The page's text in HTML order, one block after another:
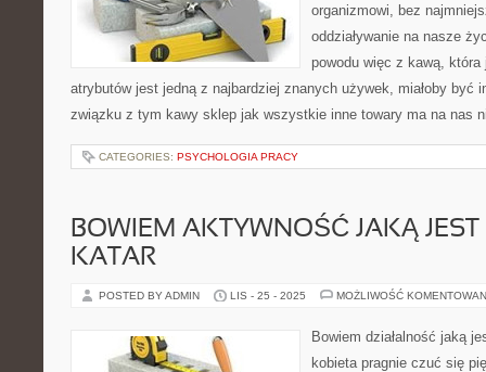
organizmowi, bez
oddziaływanie na nasze
powodu więc z kawą,
atrybutów jest jedną z najbardziej znanych używek, miałoby być
związku z tym kawy sklep jak wszystkie inne towary ma na nas
CATEGORIES: PSYCHOLOGIA PRACY
BOWIEM AKTYWNOŚĆ JAKĄ
KATAR
POSTED BY ADMIN LIS - 25 - 2025 MOŻLIWOŚĆ
Bowiem działalność jaką
kobieta pragnie czuć się